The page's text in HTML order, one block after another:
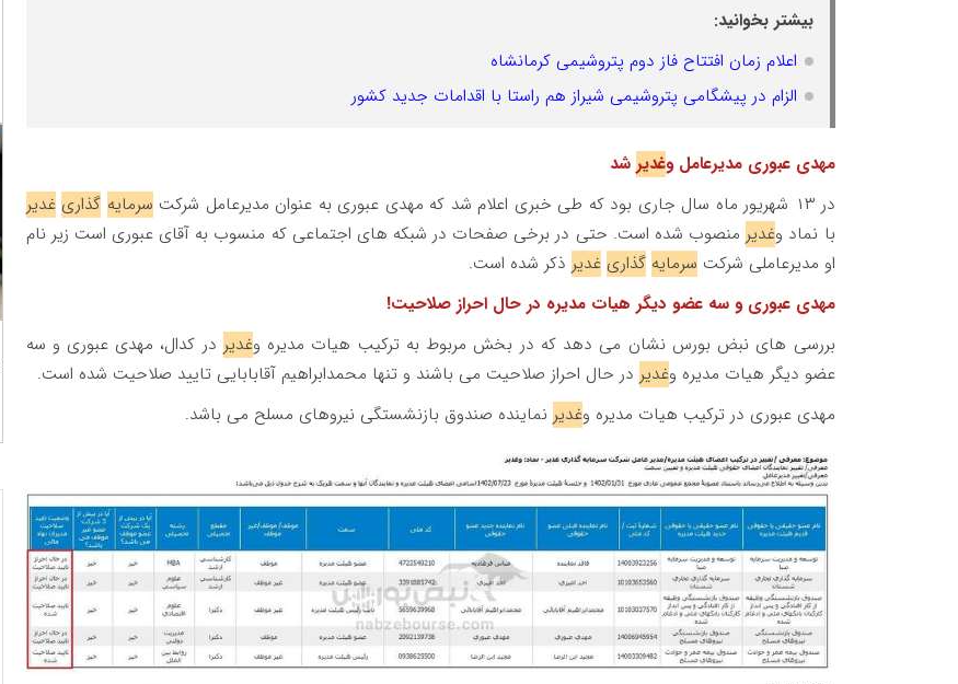
بیشتر بخوانید:
اعلام زمان افتتاح فاز دوم پتروشیمی کرمانشاه
الزام در پیشگامی پتروشیمی شیراز هم راستا با اقدامات جدید کشور
مهدی عبوری مدیرعامل وغدیر شد
در ۱۳ شهریور ماه سال جاری بود که طی خبری اعلام شد که مهدی عبوری به عنوان مدیرعامل شرکت
سرمایه گذاری غدیر
با نماد وغدیر منصوب شده است. حتی در برخی صفحات در شبکه های اجتماعی که منسوب به آقای عبوری است زیر نام
او مدیرعاملی شرکت سرمایه گذاری غدیر ذکر شده است.
مهدی عبوری و سه عضو دیگر هیات مدیره در حال احراز صلاحیت!
بررسی های نبض بورس نشان می دهد که در بخش مربوط به ترکیب هیات مدیره وغدیر در کدال، مهدی عبوری و سه
عضو دیگر هیات مدیره وغدیر در حال احراز صلاحیت می باشند و تنها محمدابراهیم آقابابایی تایید صلاحیت شده است.
مهدی عبوری در ترکیب هیات مدیره وغدیر نماینده صندوق بازنشستگی نیروهای مسلح می باشد.